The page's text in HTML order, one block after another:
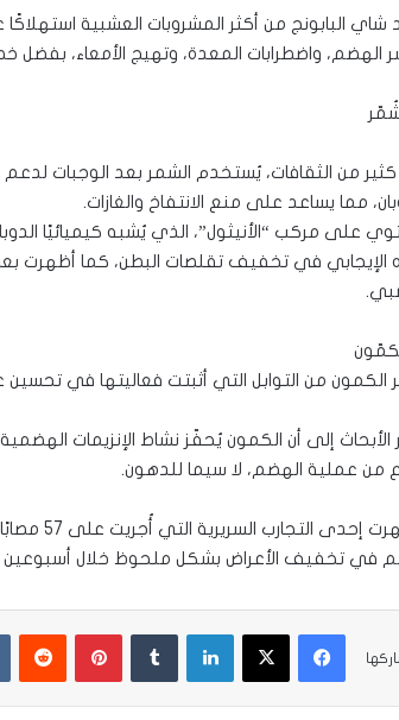
شاي البابونج من أكثر المشروبات العشبية
الهضم، واضطرابات المعدة، وتهيج الأمعاء، بفضل
من الثقافات، يُستخدم الشمر بعد الوجبات لدعم
مما يساعد على منع الانتفاخ والغازات.
على مركب “الأنيثول”، الذي يُشبه كيميائيًا
الإيجابي في تخفيف تقلصات البطن، كما أظهرت
الكمون من التوابل التي أثبتت فعاليتها في
الأبحاث إلى أن الكمون يُحفّز نشاط الإنزيمات
من عملية الهضم، لا سيما للدهون.
وأظهرت
في تخفيف الأعراض بشكل ملحوظ خلال
فيسبوك ‫X لينكدإن بينتيريست